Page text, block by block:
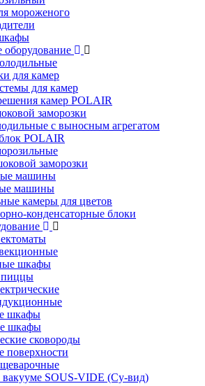
мороженого
для камер
для камер
камер POLAIR
заморозки
с выносным агрегатом
POLAIR
заморозки
машины
машины
камеры для цветов
конденсаторные блоки
шкафы
пиццы
шкафы
шкафы
сковороды
поверхности
вакууме SOUS-VIDE (Су-вид)